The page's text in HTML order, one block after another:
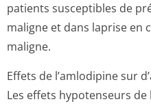
patients susceptibles de
maligne et dans laprise en
maligne.
Effets de l’amlodipine sur
Les effets hypotenseurs de